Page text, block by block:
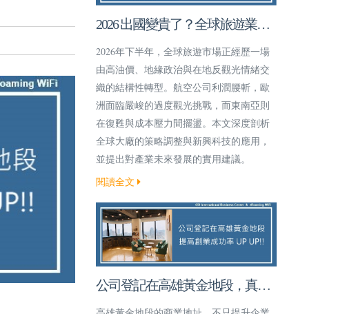
2026 出國變貴了？全球旅遊業大
洗牌與你的荷包效應
2026年下半年，全球旅遊市場正經歷一場
由高油價、地緣政治與在地反觀光情緒交
織的結構性轉型。航空公司利潤腰斬，歐
洲面臨嚴峻的過度觀光挑戰，而東南亞則
在復甦與成本壓力間擺盪。本文深度剖析
全球大廠的策略調整與新興科技的應用，
並提出對產業未來發展的實用建議。
閱讀全文
公司登記在高雄黃金地段，真的
能提高創業成功率嗎？